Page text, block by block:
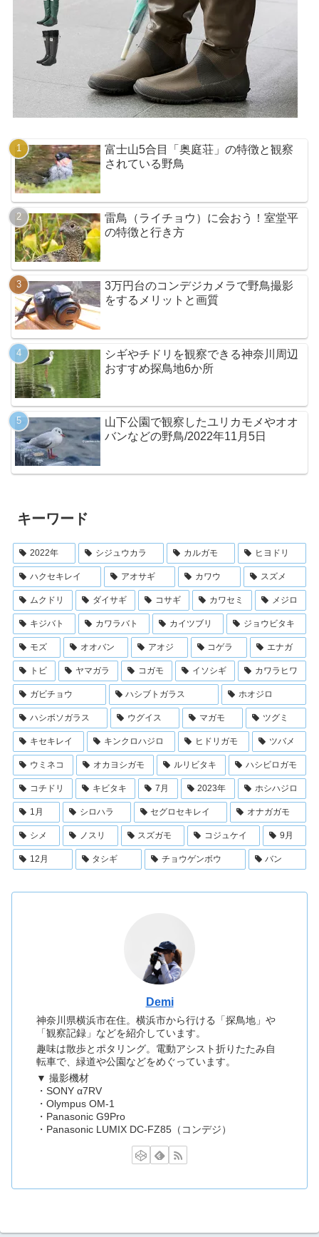
富士山5合目「奥庭荘」の特徴と観察
されている野鳥
雷鳥（ライチョウ）に会おう！室堂平
の特徴と行き方
3万円台のコンデジカメラで野鳥撮影
をするメリットと画質
シギやチドリを観察できる神奈川周辺
おすすめ探鳥地6か所
山下公園で観察したユリカモメやオオ
バンなどの野鳥/2022年11月5日
キーワード
2022年 シジュウカラ カルガモ ヒヨドリ
ハクセキレイ アオサギ カワウ スズメ
ムクドリ ダイサギ コサギ カワセミ メジロ
キジバト カワラバト カイツブリ ジョウビタキ
モズ オオバン アオジ コゲラ エナガ
トビ ヤマガラ コガモ イソシギ カワラヒワ
ガビチョウ ハシブトガラス ホオジロ
ハシボソガラス ウグイス マガモ ツグミ
キセキレイ キンクロハジロ ヒドリガモ ツバメ
ウミネコ オカヨシガモ ルリビタキ ハシビロガモ
コチドリ キビタキ 7月 2023年 ホシハジロ
1月 シロハラ セグロセキレイ オナガガモ
シメ ノスリ スズガモ コジュケイ 9月
12月 タシギ チョウゲンボウ バン
Demi
神奈川県横浜市在住。横浜市から行ける「探鳥地」や
「観察記録」などを紹介しています。
趣味は散歩とポタリング。電動アシスト折りたたみ自
転車で、緑道や公園などをめぐっています。
▼ 撮影機材
・SONY α7RV
・Olympus OM-1
・Panasonic G9Pro
・Panasonic LUMIX DC-FZ85（コンデジ）